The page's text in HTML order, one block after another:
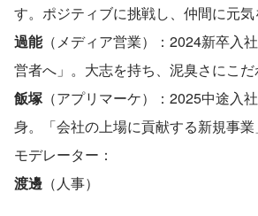
す。ポジティブに挑戦し、仲間に元気
過能（メディア営業）：2024新卒入
営者へ」。大志を持ち、泥臭さにこだ
飯塚（アプリマーケ）：2025中途入
身。「会社の上場に貢献する新規事業
モデレーター：
渡邊 （人事）